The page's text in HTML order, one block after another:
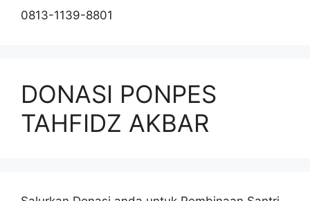
0813-1139-8801
DONASI PONPES
TAHFIDZ AKBAR